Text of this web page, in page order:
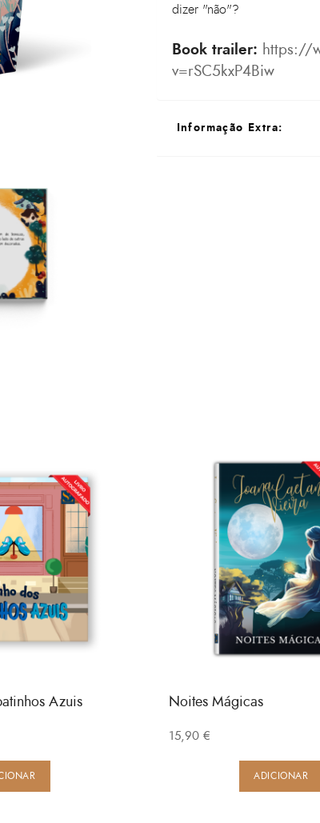
dizer "não"?
Book trailer: https://
v=rSC5kxP4Biw
Informação Extra:
Azuis Noites Mágicas
15,90 €
ADICIONAR